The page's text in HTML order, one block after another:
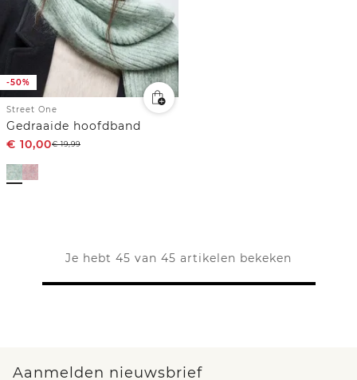
-50%
Street One
Gedraaide hoofdband
€ 10,00€19,99
Je hebt 45 van 45 artikelen bekeken
Aanmelden nieuwsbrief